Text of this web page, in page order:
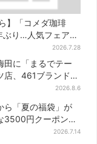
】「コメダ珈琲
ぶり…人気フェアが
ワイ旅行が当た
ーンも
2026.7.28
田に「まるでテー
店、461ブランド集
2026.8.6
ら「夏の福袋」が
3500円クーポン付
2026.7.14